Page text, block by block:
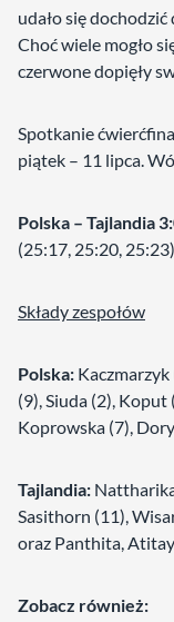
udało się
Choć wiele mogło
czerwone dopięły
Spotkanie
piątek – 11 lipca.
Polska – Tajlandia
(25:17, 25:20, 25:23)
Składy zespołów
Polska:
(9), Siuda (2), Koput
Koprowska (7),
Tajlandia:
Sasithorn (11),
oraz Panthita,
Zobacz również: